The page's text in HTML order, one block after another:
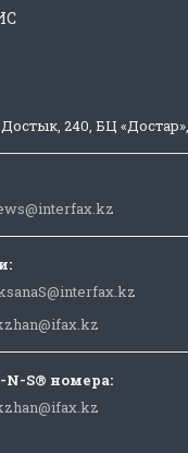
240, БЦ
S® номера: